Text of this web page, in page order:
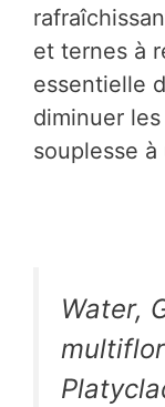
et ternes à
essentielle
diminuer
souplesse
Water,